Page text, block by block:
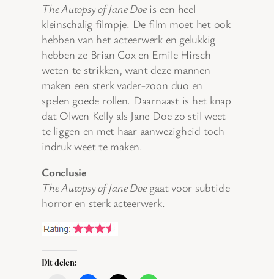
The Autopsy of Jane Doeis een heel
kleinschalig filmpje. De film moet het ook
hebben van het acteerwerk en gelukkig
hebben ze Brian Cox en Emile Hirsch
weten te strikken, want deze mannen
maken een sterk vader-zoon duo en
spelen goede rollen. Daarnaast is het knap
dat Olwen Kelly als Jane Doe zo stil weet
te liggen en met haar aanwezigheid toch
indruk weet te maken.
Conclusie
The Autopsy of Jane Doegaat voor subtiele
horror en sterk acteerwerk.
Dit delen: